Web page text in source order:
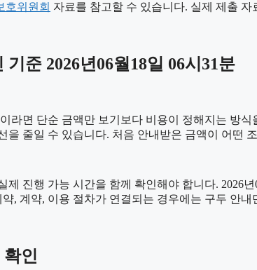
호위원회 자료를 참고할 수 있습니다. 실제 제출
준 2026년06월18일 06시31분
라면 단순 금액만 보기보다 비용이 정해지는 방
을 줄일 수 있습니다. 처음 안내받은 금액이 어떤
진행 가능 시간을 함께 확인해야 합니다. 2026
, 계약, 이용 절차가 연결되는 경우에는 구두 안
인